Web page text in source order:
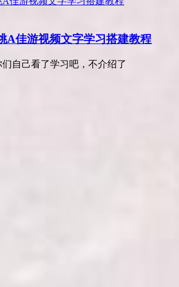
A佳游视频文字学习搭建教程
自己看了学习吧，不介绍了